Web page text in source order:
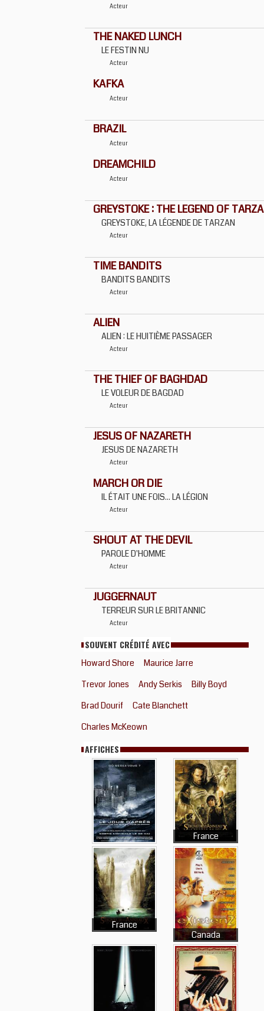
Acteur
THE NAKED LUNCH
LE FESTIN NU
Acteur
KAFKA
Acteur
BRAZIL
Acteur
DREAMCHILD
Acteur
GREYSTOKE : THE LEGEND OF
GREYSTOKE, LA LÉGENDE DE TARZAN
Acteur
TIME BANDITS
BANDITS BANDITS
Acteur
ALIEN
ALIEN : LE HUITIÈME PASSAGER
Acteur
THE THIEF OF BAGHDAD
LE VOLEUR DE BAGDAD
Acteur
JESUS OF NAZARETH
JESUS DE NAZARETH
Acteur
MARCH OR DIE
IL ÉTAIT UNE FOIS... LA LÉGION
Acteur
SHOUT AT THE DEVIL
PAROLE D'HOMME
Acteur
JUGGERNAUT
TERREUR SUR LE BRITANNIC
Acteur
SOUVENT CRÉDITÉ AVEC
Howard Shore
Maurice Jarre
Trevor Jones
Andy Serkis
Billy Boyd
Brad Dourif
Cate Blanchett
Charles McKeown
AFFICHES
France
France
Canada